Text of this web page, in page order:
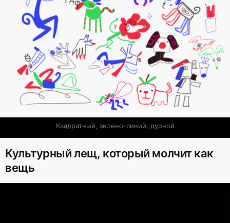
Квадратный, зелено-синий, дурной
Культурный лещ, который молчит как
вещь